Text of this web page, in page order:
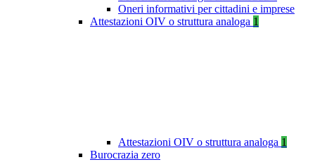
Oneri informativi per cittadini e imprese
Attestazioni OIV o struttura analoga 1
Attestazioni OIV o struttura analoga 1
Burocrazia zero